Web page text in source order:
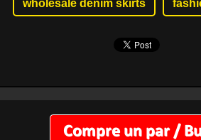
wholesale denim skirts